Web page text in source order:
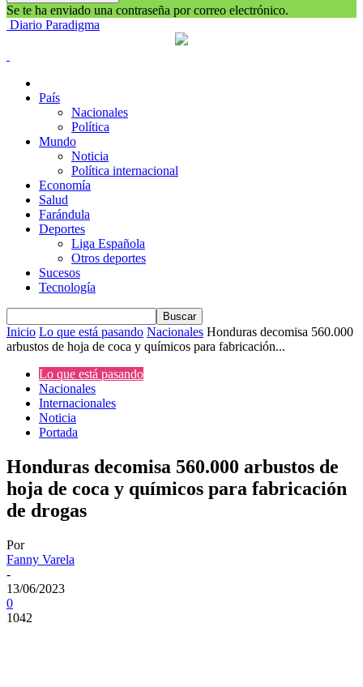
Se te ha enviado una contraseña por correo electrónico.
Diario Paradigma
País
Nacionales
Política
Mundo
Noticia
Política internacional
Economía
Salud
Farándula
Deportes
Liga Española
Otros deportes
Sucesos
Tecnología
Inicio Lo que está pasando Nacionales Honduras decomisa 560.000
arbustos de hoja de coca y químicos para fabricación...
Lo que está pasando
Nacionales
Internacionales
Noticia
Portada
Honduras decomisa 560.000 arbustos de
hoja de coca y químicos para fabricación
de drogas
Por
Fanny Varela
-
13/06/2023
0
1042